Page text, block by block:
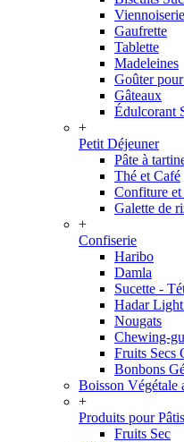
Gaufrette
Tablette
Madeleines
Goûter
Gâteaux
Édulcorant
+
Petit Déjeuner
Pâte à
Thé et Café
Confiture
Galette de
+
Confiserie
Haribo
Damla
Sucette -
Hadar Light
Nougats
Chewing-
Fruits Secs
Bonbons
Boisson Végétale
+
Produits pour
Fruits Sec